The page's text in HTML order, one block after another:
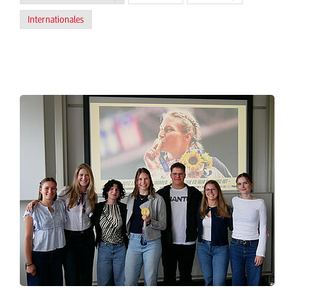
Internationales